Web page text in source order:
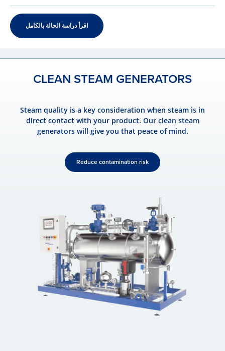
اقرأ دراسة الحالة بالكامل
CLEAN STEAM GENERATORS
Steam quality is a key consideration when steam is in
direct contact with your product. Our clean steam
generators will give you that peace of mind.
Reduce contamination risk